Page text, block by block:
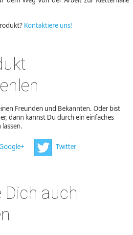
Kontaktiere uns!
Freunden und Bekannten. Oder bist
dann kannst Du durch ein einfaches
Twitter
Dich auch